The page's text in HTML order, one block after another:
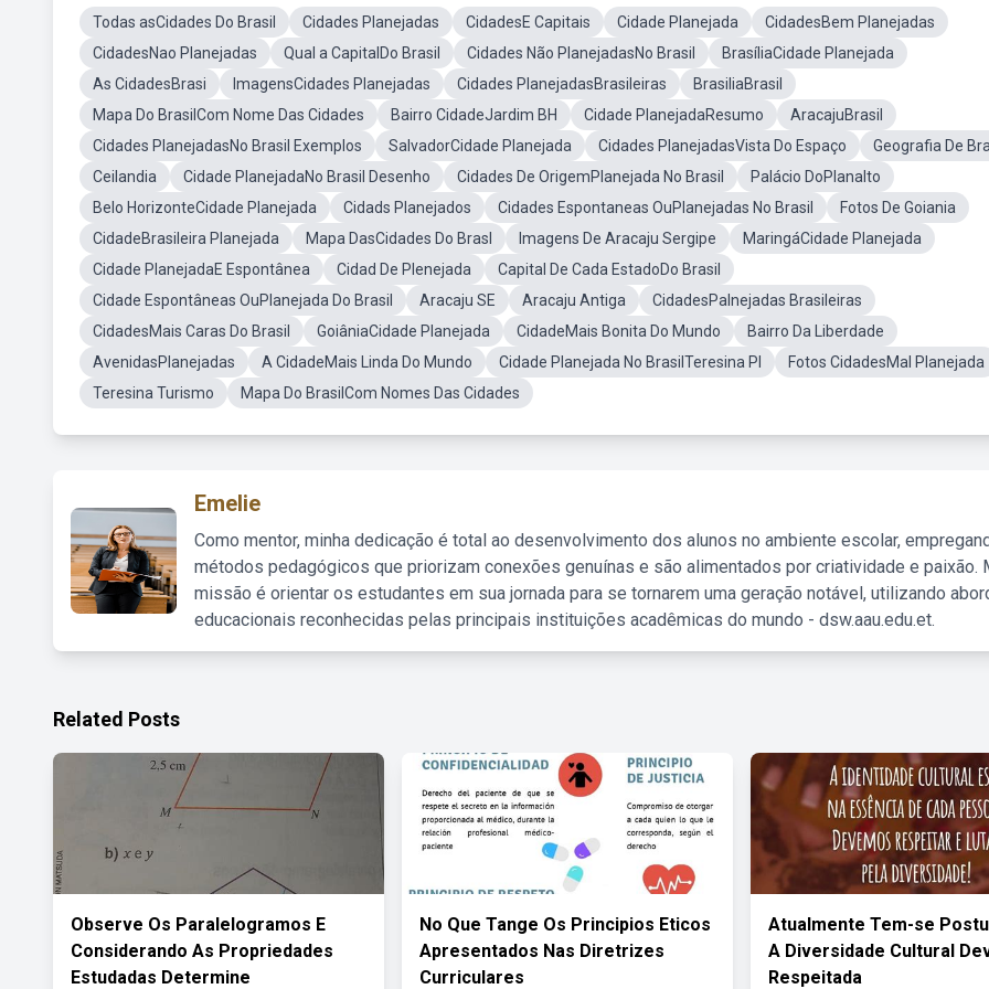
Todas asCidades Do Brasil Cidades Planejadas CidadesE Capitais Cidade Planejada
CidadesBem Planejadas
CidadesNao Planejadas
Qual a CapitalDo Brasil Cidades Não PlanejadasNo Brasil
BrasíliaCidade Planejada
As CidadesBrasi
ImagensCidades Planejadas Cidades PlanejadasBrasileiras
BrasiliaBrasil
Mapa Do BrasilCom Nome Das Cidades
Bairro CidadeJardim BH Cidade PlanejadaResumo
AracajuBrasil
Cidades PlanejadasNo Brasil Exemplos
SalvadorCidade Planejada Cidades PlanejadasVista Do Espaço
Geografia De
Ceilandia
Cidade PlanejadaNo Brasil Desenho Cidades De OrigemPlanejada No Brasil
Palácio DoPlanalto
Belo HorizonteCidade Planejada
Cidads Planejados Cidades Espontaneas OuPlanejadas No Brasil
Fotos De Goiania
CidadeBrasileira Planejada
Mapa DasCidades Do Brasl Imagens De Aracaju Sergipe
MaringáCidade Planejada
Cidade PlanejadaE Espontânea
Cidad De Plenejada
Capital De Cada EstadoDo Brasil
Cidade Espontâneas OuPlanejada Do Brasil
Aracaju SE Aracaju Antiga
CidadesPalnejadas Brasileiras
CidadesMais Caras Do Brasil
GoiâniaCidade Planejada CidadeMais Bonita Do Mundo
Bairro Da Liberdade
AvenidasPlanejadas
A CidadeMais Linda Do Mundo Cidade Planejada No BrasilTeresina PI
Fotos CidadesMal Planejada
Teresina Turismo
Mapa Do BrasilCom Nomes Das Cidades
Emelie
Como mentor, minha dedicação é total ao desenvolvimento dos alunos no ambiente escolar,
métodos pedagógicos que priorizam conexões genuínas e são alimentados por criatividade e paixão.
missão é orientar os estudantes em sua jornada para se tornarem uma geração notável, utilizando
educacionais reconhecidas pelas principais instituições acadêmicas do mundo - dsw.aau.edu.et.
Related Posts
Observe Os Paralelogramos E
Considerando As Propriedades
Estudadas Determine
No Que Tange Os Principios Eticos
Apresentados Nas Diretrizes
Curriculares
Atualmente Tem-se
A Diversidade Cultural
Respeitada